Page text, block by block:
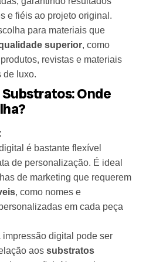
e fiéis ao projeto original.
para materiais que
superior, como
revistas e materiais
de luxo.
Onde
é bastante flexível
de personalização. É ideal
de marketing que requerem
, como nomes e
em cada peça
impressão digital pode ser
aos substratos